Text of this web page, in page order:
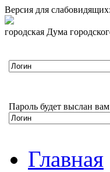
Версия для слабовидящих:
городская Дума
Пароль будет выслан
Главная